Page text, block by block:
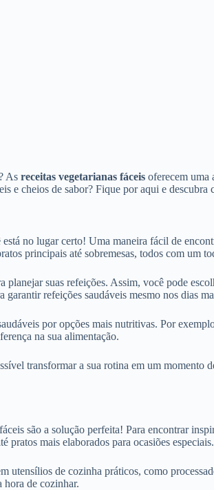
As receitas vegetarianas fáceis oferecem uma
e cheios de sabor? Fique por aqui e
no lugar certo! Uma maneira fácil de
principais até sobremesas, todos com um
suas refeições. Assim, você pode
refeições saudáveis mesmo nos dias
por opções mais nutritivas. Por
na sua alimentação.
transformar a sua rotina em um
são a solução perfeita! Para encontrar
pratos mais elaborados para ocasiões especiais.
utensílios de cozinha práticos, como
hora de cozinhar.